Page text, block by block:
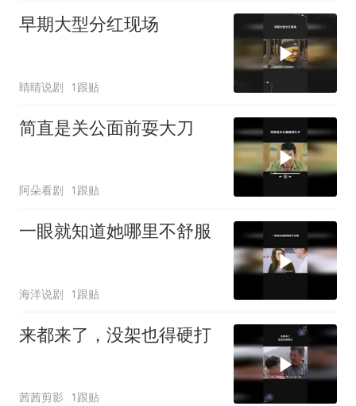
早期大型分红现场
睛睛说剧 1跟贴
简直是关公面前耍大刀
阿朵看剧 1跟贴
一眼就知道她哪里不舒服
海洋说剧 1跟贴
来都来了，没架也得硬打
茜茜剪影 1跟贴